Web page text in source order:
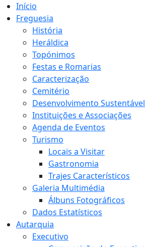
Início
Freguesia
História
Heráldica
Topónimos
Festas e Romarias
Caracterização
Cemitério
Desenvolvimento Sustentável
Instituições e Associações
Agenda de Eventos
Turismo
Locais a Visitar
Gastronomia
Trajes Característicos
Galeria Multimédia
Álbuns Fotográficos
Dados Estatísticos
Autarquia
Executivo